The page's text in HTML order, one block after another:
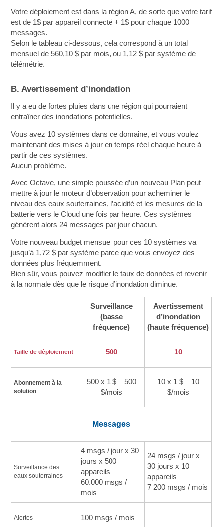
Votre déploiement est dans la région A, de sorte que votre tarif
est de 1$ par appareil connecté + 1$ pour chaque 1000
messages.
Selon le tableau ci-dessous, cela correspond à un total
mensuel de 560,10 $ par mois, ou 1,12 $ par système de
télémétrie.
B. Avertissement d’inondation
Il y a eu de fortes pluies dans une région qui pourraient
entraîner des inondations potentielles.
Vous avez 10 systèmes dans ce domaine, et vous voulez
maintenant des mises à jour en temps réel chaque heure à
partir de ces systèmes.
Aucun problème.
Avec Octave, une simple poussée d’un nouveau Plan peut
mettre à jour le moteur d’observation pour acheminer le
niveau des eaux souterraines, l’acidité et les mesures de la
batterie vers le Cloud une fois par heure. Ces systèmes
génèrent alors 24 messages par jour chacun.
Votre nouveau budget mensuel pour ces 10 systèmes va
jusqu’à 1,72 $ par système parce que vous envoyez des
données plus fréquemment.
Bien sûr, vous pouvez modifier le taux de données et revenir
à la normale dès que le risque d’inondation diminue.
Surveillance
(basse
fréquence)
Avertissement
d’inondation
(haute fréquence)
Taille de déploiement 500 10
Abonnement à la
solution
500 x 1 $ – 500
$/mois
10 x 1 $ – 10
$/mois
Messages
Surveillance des
eaux souterraines
4 msgs / jour x 30
jours x 500
appareils
60.000 msgs /
mois
24 msgs / jour x
30 jours x 10
appareils
7 200 msgs / mois
Alertes 100 msgs / mois